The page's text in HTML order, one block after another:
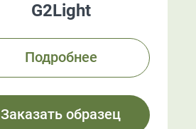
G2Light
Подробнее
Заказать образец